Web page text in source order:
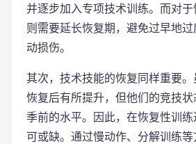
并逐步加入专项技术训练。而对于
则需要延长恢复期，避免过早地
动损伤。
其次，技术技能的恢复同样重要
恢复后有所提升，但他们的竞技
季前的水平。因此，在恢复性训
可或缺。通过慢动作、分解训练